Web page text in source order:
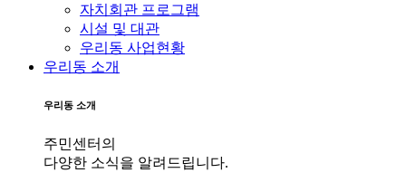
자치회관 프로그램
시설 및 대관
우리동 사업현황
우리동 소개
우리동 소개
주민센터의
다양한 소식을 알려드립니다.